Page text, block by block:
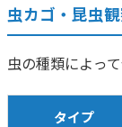
虫カゴ・昆虫
虫の種類によっ
タイプ